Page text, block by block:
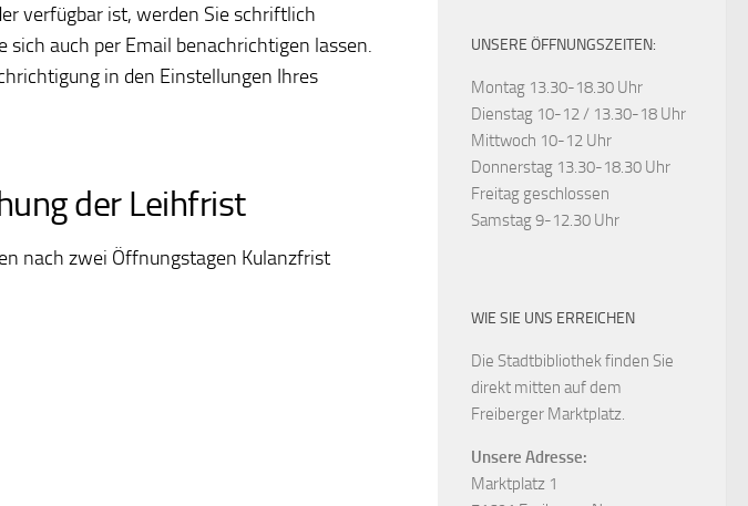
verfügbar ist, werden Sie schriftlich
auch per Email benachrichtigen lassen.
in den Einstellungen Ihres
der Leihfrist
nach zwei Öffnungstagen Kulanzfrist
UNSERE ÖFFNUNGSZEITEN:
Montag 13.30-18.30 Uhr
Dienstag 10-12 / 13.30-18 Uhr
Mittwoch 10-12 Uhr
Donnerstag 13.30-18.30 Uhr
Freitag geschlossen
Samstag 9-12.30 Uhr
WIE SIE UNS ERREICHEN
Die Stadtbibliothek finden Sie
direkt mitten auf dem
Freiberger Marktplatz.
Unsere Adresse:
Marktplatz 1